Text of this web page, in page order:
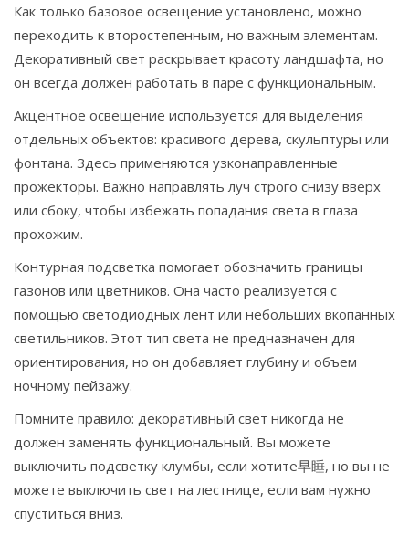
Как только базовое освещение установлено, можно
переходить к второстепенным, но важным элементам.
Декоративный свет раскрывает красоту ландшафта, но
он всегда должен работать в паре с функциональным.
Акцентное освещение используется для выделения
отдельных объектов: красивого дерева, скульптуры или
фонтана. Здесь применяются узконаправленные
прожекторы. Важно направлять луч строго снизу вверх
или сбоку, чтобы избежать попадания света в глаза
прохожим.
Контурная подсветка помогает обозначить границы
газонов или цветников. Она часто реализуется с
помощью светодиодных лент или небольших вкопанных
светильников. Этот тип света не предназначен для
ориентирования, но он добавляет глубину и объем
ночному пейзажу.
Помните правило: декоративный свет никогда не
должен заменять функциональный. Вы можете
выключить подсветку клумбы, если хотите早睡, но вы не
можете выключить свет на лестнице, если вам нужно
спуститься вниз.